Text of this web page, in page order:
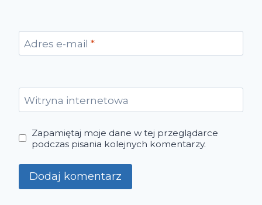
Adres e-mail *
Witryna internetowa
Zapamiętaj moje dane w tej przeglądarce
podczas pisania kolejnych komentarzy.